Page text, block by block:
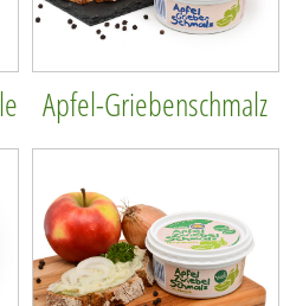
Apfel-Griebenschmalz